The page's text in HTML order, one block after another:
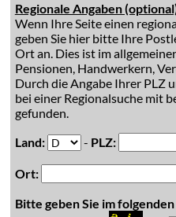
Regionale Angaben
Wenn Ihre Seite einen
geben Sie hier bitte Ihre
Ort an. Dies ist im
Pensionen, Handwerkern,
Durch die Angabe Ihrer PLZ
bei einer Regionalsuche mit
gefunden.
Land:
- PLZ:
Ort:
Bitte geben Sie im